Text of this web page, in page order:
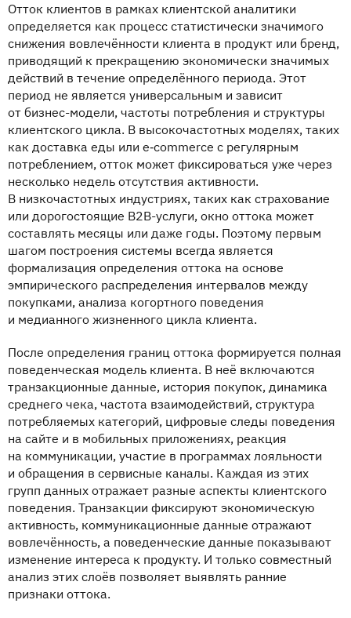
Отток клиентов в рамках клиентской аналитики
определяется как процесс статистически значимого
снижения вовлечённости клиента в продукт или бренд,
приводящий к прекращению экономически значимых
действий в течение определённого периода. Этот
период не является универсальным и зависит
от бизнес-модели, частоты потребления и структуры
клиентского цикла. В высокочастотных моделях, таких
как доставка еды или e‑commerce с регулярным
потреблением, отток может фиксироваться уже через
несколько недель отсутствия активности.
В низкочастотных индустриях, таких как страхование
или дорогостоящие B2B-услуги, окно оттока может
составлять месяцы или даже годы. Поэтому первым
шагом построения системы всегда является
формализация определения оттока на основе
эмпирического распределения интервалов между
покупками, анализа когортного поведения
и медианного жизненного цикла клиента.
После определения границ оттока формируется полная
поведенческая модель клиента. В неё включаются
транзакционные данные, история покупок, динамика
среднего чека, частота взаимодействий, структура
потребляемых категорий, цифровые следы поведения
на сайте и в мобильных приложениях, реакция
на коммуникации, участие в программах лояльности
и обращения в сервисные каналы. Каждая из этих
групп данных отражает разные аспекты клиентского
поведения. Транзакции фиксируют экономическую
активность, коммуникационные данные отражают
вовлечённость, а поведенческие данные показывают
изменение интереса к продукту. И только совместный
анализ этих слоёв позволяет выявлять ранние
признаки оттока.